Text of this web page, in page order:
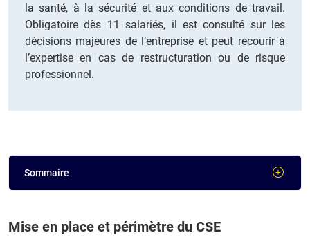
la santé, à la sécurité et aux conditions de travail.
Obligatoire dès 11 salariés, il est consulté sur les
décisions majeures de l’entreprise et peut recourir à
l’expertise en cas de restructuration ou de risque
professionnel.
Sommaire
Mise en place et périmètre du CSE